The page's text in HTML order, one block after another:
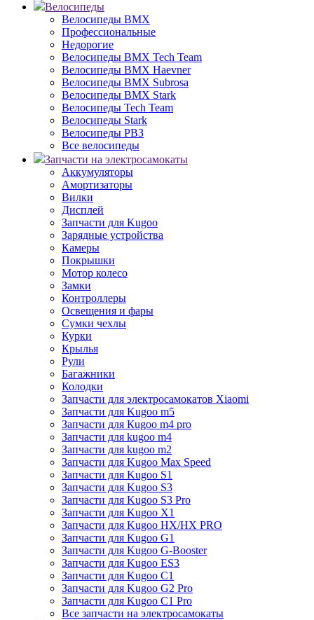
Велосипеды
Велосипеды BMX
Профессиональные
Недорогие
Велосипеды BMX Tech Team
Велосипеды BMX Haevner
Велосипеды BMX Subrosa
Велосипеды BMX Stark
Велосипеды Tech Team
Велосипеды Stark
Велосипеды РВЗ
Все велосипеды
Запчасти на электросамокаты
Аккумуляторы
Амортизаторы
Вилки
Дисплей
Запчасти для Kugoo
Зарядные устройства
Камеры
Покрышки
Мотор колесо
Замки
Контроллеры
Освещения и фары
Сумки чехлы
Курки
Крылья
Рули
Багажники
Колодки
Запчасти для электросамокатов Xiaomi
Запчасти для Kugoo m5
Запчасти для Кugoo m4 pro
Запчасти для kugoo m4
Запчасти для kugoo m2
Запчасти для Kugoo Max Speed
Запчасти для Kugoo S1
Запчасти для Kugoo S3
Запчасти для Kugoo S3 Pro
Запчасти для Kugoo X1
Запчасти для Kugoo HX/HX PRO
Запчасти для Kugoo G1
Запчасти для Kugoo G-Booster
Запчасти для Kugoo ES3
Запчасти для Kugoo C1
Запчасти для Kugoo G2 Pro
Запчасти для Kugoo C1 Pro
Все запчасти на электросамокаты